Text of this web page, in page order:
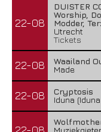
22-08
DUISTER
Worship,
Modder,
Utrecht
Tickets
22-08
Waailand
Made
22-08
Cryptosis
Iduna